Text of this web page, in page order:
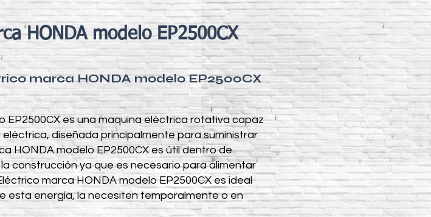
HONDA modelo EP2500CX
marca HONDA modelo EP2500CX
EP2500CX es una maquina eléctrica rotativa capaz
diseñada principalmente para suministrar
HONDA modelo EP2500CX es útil dentro de
construcción ya que es necesario para alimentar
marca HONDA modelo EP2500CX es ideal
esta energía, la necesiten temporalmente o en